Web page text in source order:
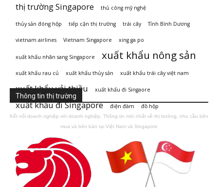
thị trường Singapore thủ công mỹ nghệ
thủy sản đóng hộp tiếp cận thị trường trái cây Tỉnh Bình Dương
vietnam airlines Vietnam Singapore xing ga po
xuất khẩu nhãn sang Singapore xuất khẩu nông sản
xuất khẩu rau củ xuất khẩu thủy sản xuất khẩu trái cây việt nam
xuất khẩu vải thiều xuất khẩu đi Singaore
xuất khẩu đi Singapore điện đàm đồ hộp
Thông tin thị trường
Kết nối doanh nghiệp với doanh nghiệp. Thông tin mới nhất về thị trường, nhu cầu bên
mua và bên bán tại Việt Nam và Singapore